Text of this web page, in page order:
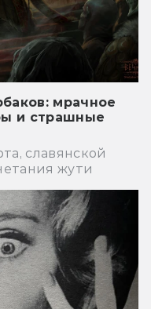
мрачное
и страшные
славянской
жути